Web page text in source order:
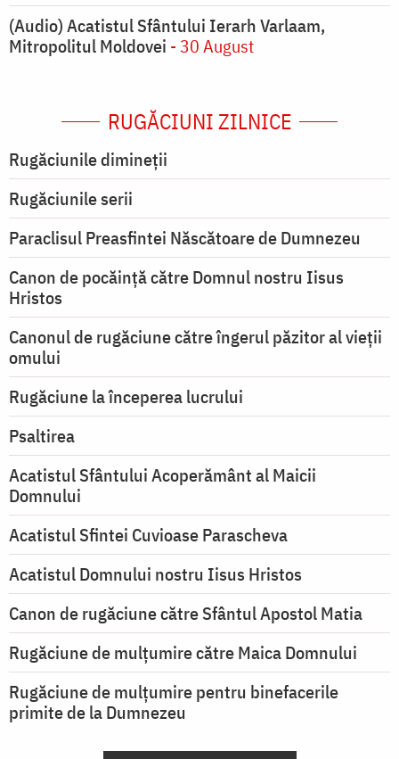
(Audio) Acatistul Sfântului Ierarh Varlaam,
Mitropolitul Moldovei - 30 August
RUGĂCIUNI ZILNICE
Rugăciunile dimineții
Rugăciunile serii
Paraclisul Preasfintei Născătoare de Dumnezeu
Canon de pocăință către Domnul nostru Iisus
Hristos
Canonul de rugăciune către îngerul păzitor al vieții
omului
Rugăciune la începerea lucrului
Psaltirea
Acatistul Sfântului Acoperământ al Maicii
Domnului
Acatistul Sfintei Cuvioase Parascheva
Acatistul Domnului nostru Iisus Hristos
Canon de rugăciune către Sfântul Apostol Matia
Rugăciune de mulţumire către Maica Domnului
Rugăciune de mulțumire pentru binefacerile
primite de la Dumnezeu